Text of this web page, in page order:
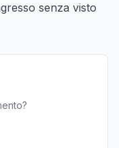
senza visto